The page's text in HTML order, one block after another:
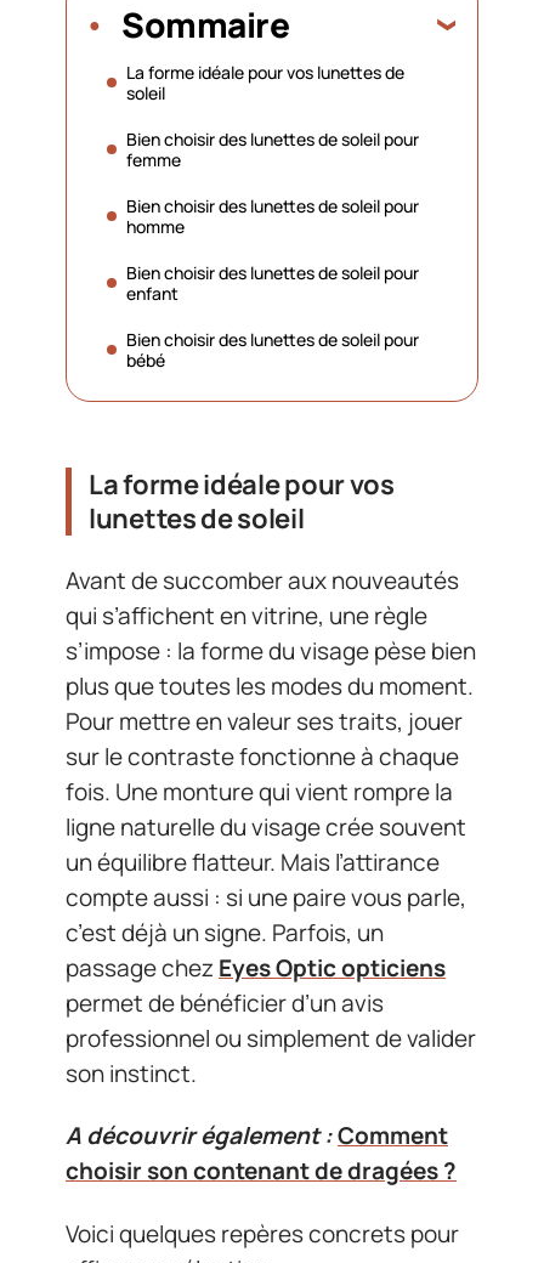
Sommaire
La forme idéale pour vos lunettes de
soleil
Bien choisir des lunettes de soleil pour
femme
Bien choisir des lunettes de soleil pour
homme
Bien choisir des lunettes de soleil pour
enfant
Bien choisir des lunettes de soleil pour
bébé
La forme idéale pour vos
lunettes de soleil
Avant de succomber aux nouveautés
qui s’affichent en vitrine, une règle
s’impose : la forme du visage pèse bien
plus que toutes les modes du moment.
Pour mettre en valeur ses traits, jouer
sur le contraste fonctionne à chaque
fois. Une monture qui vient rompre la
ligne naturelle du visage crée souvent
un équilibre flatteur. Mais l’attirance
compte aussi : si une paire vous parle,
c’est déjà un signe. Parfois, un
passage chez Eyes Optic opticiens
permet de bénéficier d’un avis
professionnel ou simplement de valider
son instinct.
A découvrir également :Comment
choisir son contenant de dragées ?
Voici quelques repères concrets pour